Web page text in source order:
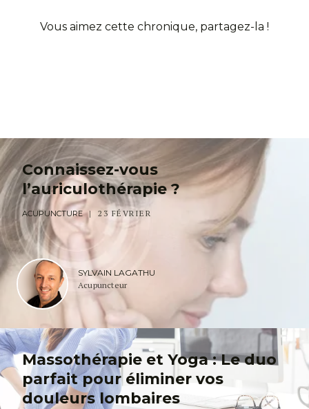
Vous aimez cette chronique, partagez-la !
Connaissez-vous
l’auriculothérapie ?
ACUPUNCTURE 23 FÉVRIER
SYLVAIN LAGATHU
Acupuncteur
Massothérapie et Yoga : Le duo
parfait pour éliminer vos
douleurs lombaires